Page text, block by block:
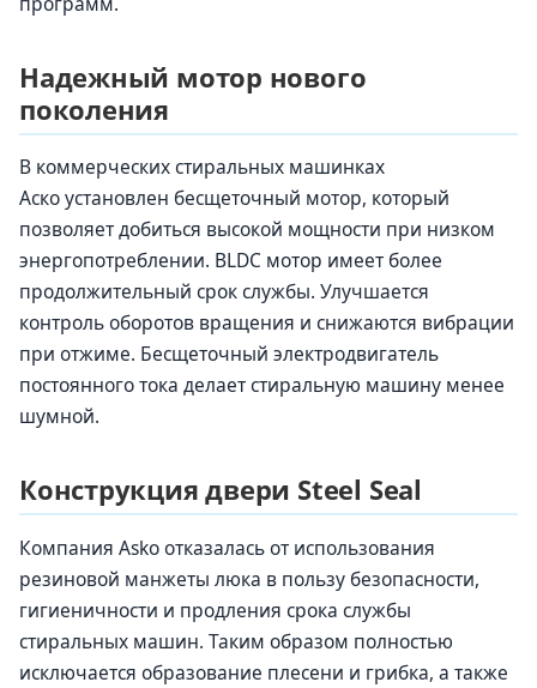
Надежный мотор нового
поколения
В коммерческих стиральных машинках
Аско установлен бесщеточный мотор, который
позволяет добиться высокой мощности при низком
энергопотреблении. BLDC мотор имеет более
продолжительный срок службы. Улучшается
контроль оборотов вращения и снижаются вибрации
при отжиме. Бесщеточный электродвигатель
постоянного тока делает стиральную машину менее
шумной.
Конструкция двери Steel Seal
Компания Asko отказалась от использования
резиновой манжеты люка в пользу безопасности,
гигиеничности и продления срока службы
стиральных машин. Таким образом полностью
исключается образование плесени и грибка, а также